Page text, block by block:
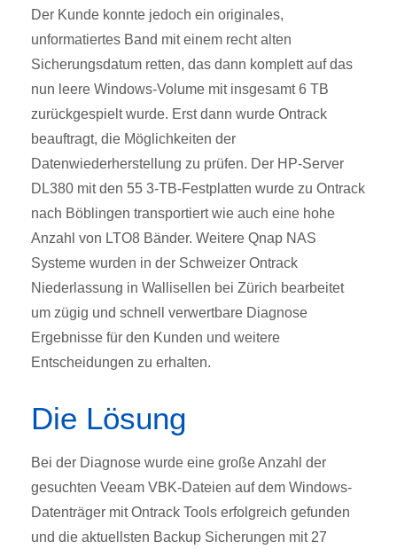
Der Kunde konnte jedoch ein originales,
unformatiertes Band mit einem recht alten
Sicherungsdatum retten, das dann komplett auf das
nun leere Windows-Volume mit insgesamt 6 TB
zurückgespielt wurde. Erst dann wurde Ontrack
beauftragt, die Möglichkeiten der
Datenwiederherstellung zu prüfen. Der HP-Server
DL380 mit den 55 3-TB-Festplatten wurde zu Ontrack
nach Böblingen transportiert wie auch eine hohe
Anzahl von LTO8 Bänder. Weitere Qnap NAS
Systeme wurden in der Schweizer Ontrack
Niederlassung in Wallisellen bei Zürich bearbeitet
um zügig und schnell verwertbare Diagnose
Ergebnisse für den Kunden und weitere
Entscheidungen zu erhalten.
Die Lösung
Bei der Diagnose wurde eine große Anzahl der
gesuchten Veeam VBK-Dateien auf dem Windows-
Datenträger mit Ontrack Tools erfolgreich gefunden
und die aktuellsten Backup Sicherungen mit 27